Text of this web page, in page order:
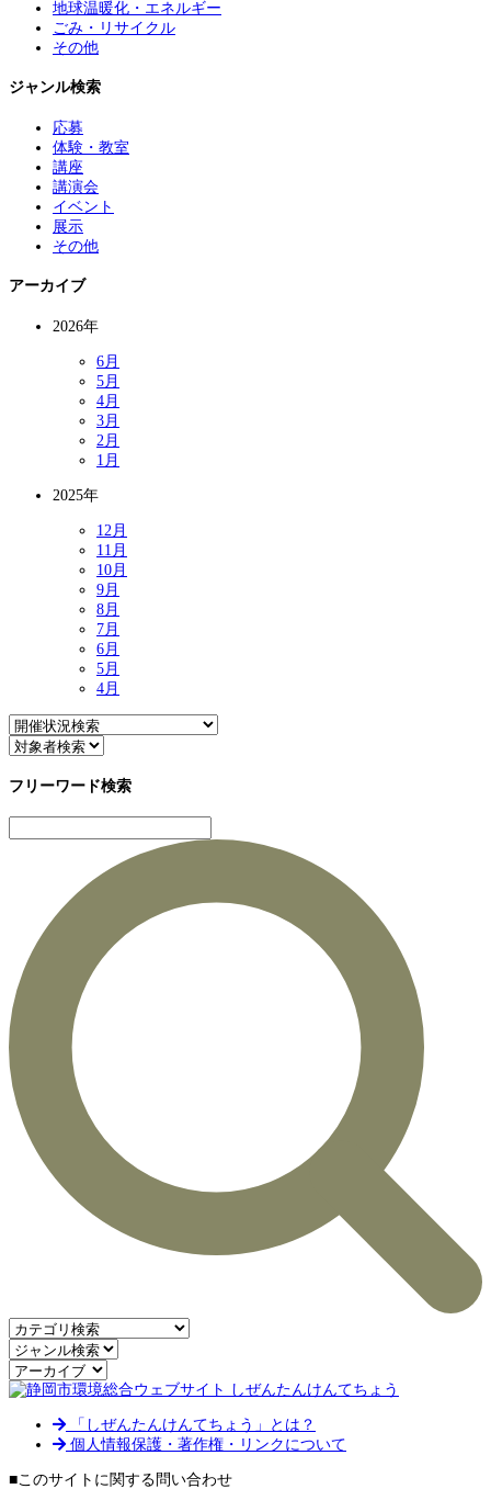
地球温暖化・エネルギー
ごみ・リサイクル
その他
ジャンル検索
応募
体験・教室
講座
講演会
イベント
展示
その他
アーカイブ
2026年
6月
5月
4月
3月
2月
1月
2025年
12月
11月
10月
9月
8月
7月
6月
5月
4月
フリーワード検索
「しぜんたんけんてちょう」とは？
個人情報保護・著作権・リンクについて
■このサイトに関する問い合わせ